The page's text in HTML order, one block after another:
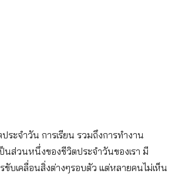
ระจำวัน การเรียน รวมถึงการทำงาน
ส่วนหนึ่งของชีวิตประจำวันของเรา มี
บเคลื่อนสิ่งต่างๆรอบตัว แต่หลายคนไม่เห็น